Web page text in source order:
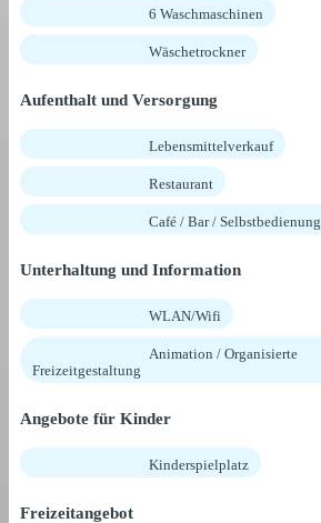
6 Waschmaschinen
Wäschetrockner
Aufenthalt und Versorgung
Lebensmittelverkauf
Restaurant
Café / Bar / Selbstbedienung
Unterhaltung und Information
WLAN/Wifi
Animation / Organisierte
Freizeitgestaltung
Angebote für Kinder
Kinderspielplatz
Freizeitangebot